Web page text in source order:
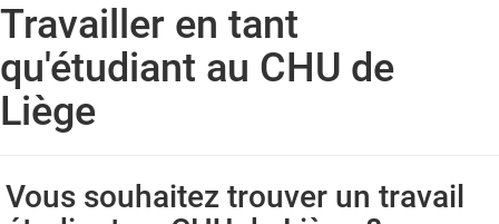
Travailler en tant
qu'étudiant au CHU de
Liège
Vous souhaitez trouver un travail